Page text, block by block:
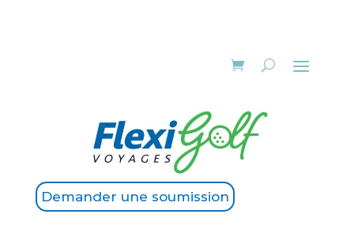
Demander une soumission